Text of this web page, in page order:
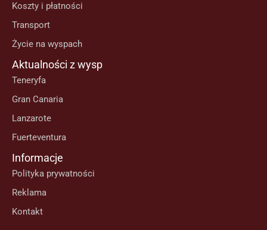
Koszty i płatności
Transport
Życie na wyspach
Aktualności z wysp
Teneryfa
Gran Canaria
Lanzarote
Fuerteventura
Informacje
Polityka prywatności
Reklama
Kontakt